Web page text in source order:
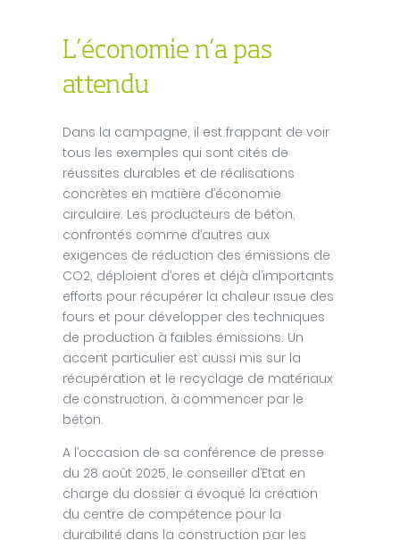
L’économie n’a pas
attendu
Dans la campagne, il est frappant de voir
tous les exemples qui sont cités de
réussites durables et de réalisations
concrètes en matière d’économie
circulaire. Les producteurs de béton,
confrontés comme d’autres aux
exigences de réduction des émissions de
CO2, déploient d’ores et déjà d’importants
efforts pour récupérer la chaleur issue des
fours et pour développer des techniques
de production à faibles émissions. Un
accent particulier est aussi mis sur la
récupération et le recyclage de matériaux
de construction, à commencer par le
béton.
A l’occasion de sa conférence de presse
du 28 août 2025, le conseiller d’Etat en
charge du dossier a évoqué la création
du centre de compétence pour la
durabilité dans la construction par les